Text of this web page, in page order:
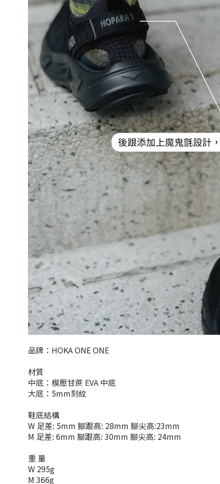
品牌：HOKA ONE ONE
材質
中底：模壓甘蔗 EVA 中底
大底：5mm刻紋
鞋底結構
W 足差: 5mm 腳跟高: 28mm 腳尖高:23mm
M 足差: 6mm 腳跟高: 30mm 腳尖高: 24mm
重 量
W 295g
M 366g